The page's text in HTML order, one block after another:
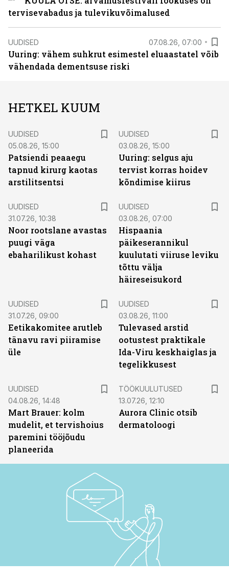
tervisevabadus ja tulevikuvõimalused
UUDISED 07.08.26, 07:00
Uuring: vähem suhkrut esimestel eluaastatel võib
vähendada dementsuse riski
HETKEL KUUM
UUDISED
05.08.26, 15:00
Patsiendi peaaegu
tapnud kirurg kaotas
arstilitsentsi
UUDISED
03.08.26, 15:00
Uuring: selgus aju
tervist korras hoidev
kõndimise kiirus
UUDISED
31.07.26, 10:38
Noor rootslane avastas
puugi väga
ebaharilikust kohast
UUDISED
03.08.26, 07:00
Hispaania
päikeserannikul
kuulutati viiruse leviku
tõttu välja
häireseisukord
UUDISED
31.07.26, 09:00
Eetikakomitee arutleb
tänavu ravi piiramise
üle
UUDISED
03.08.26, 11:00
Tulevased arstid
ootustest praktikale
Ida-Viru keskhaiglas ja
tegelikkusest
UUDISED
04.08.26, 14:48
Mart Brauer: kolm
mudelit, et tervishoius
paremini tööjõudu
planeerida
TÖÖKUULUTUSED
13.07.26, 12:10
Aurora Clinic otsib
dermatoloogi